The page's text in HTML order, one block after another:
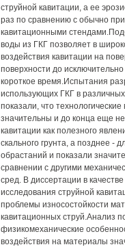
струйной кавитации, а ее
раз по сравнению с обычно
кавитационными
воды из ГКГ позволяет в
воздействия кавитации на
поверхности до
короткое время.Испытания
использующих ГКГ в
показали, что
значительны и до конца еще
кавитации как полезного
скального грунта, а позднее -
обрастаний и показали
сравнении с другими
сред. В диссертации в
исследования струйной
проблемы износостойкости
кавитационных струй.Анализ
физикомеханические
воздействия на материалы